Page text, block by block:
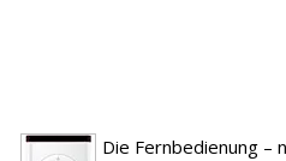
Die Fernbedienung –